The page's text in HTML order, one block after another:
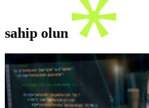
sahip olun